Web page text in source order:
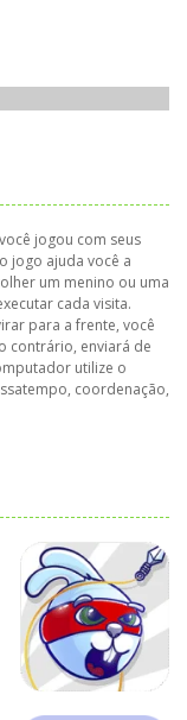
jogou com seus
jogo ajuda você a
um menino ou uma
cada visita.
para a frente, você
contrário, enviará de
utilize o
coordenação,